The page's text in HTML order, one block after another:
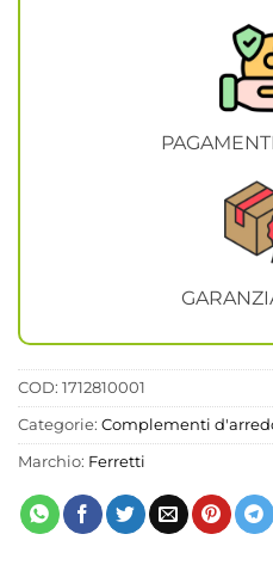
COD: 1712810001
Categorie: Complementi
Marchio: Ferretti